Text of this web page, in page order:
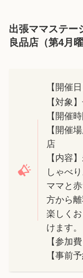
出張ママステー
良品店（第4月曜
【開催日
【対象
【開催
【開催
店
【内容
しゃべり
ママと
方から離
楽しく
けます。
【参加
【事前